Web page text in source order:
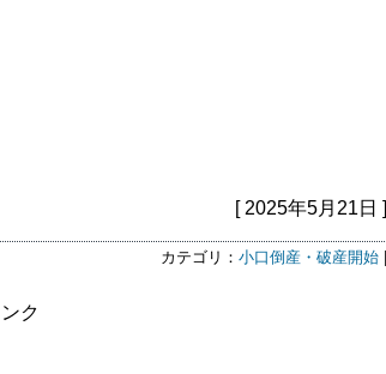
[ 2025年5月21日 ]
カテゴリ： 小口倒産・破産開始
ク